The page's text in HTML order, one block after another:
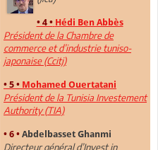
• 4 • Hédi Ben Abbès
Président de la Chambre de
commerce et d’industrie tuniso-
japonaise (Ccitj)
• 5 • Mohamed Ouertatani
Président de la Tunisia Investement
Authority (TIA)
• 6 • Abdelbasset Ghanmi
Directeur général d’Invest in